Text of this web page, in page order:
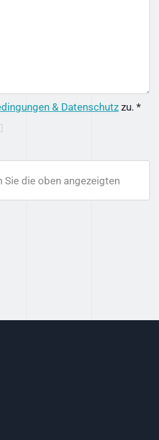
& Datenschutzzu. *
Sie die oben angezeigten